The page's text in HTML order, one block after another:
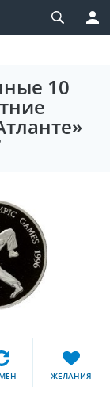
10
ЖЕЛАНИЯ